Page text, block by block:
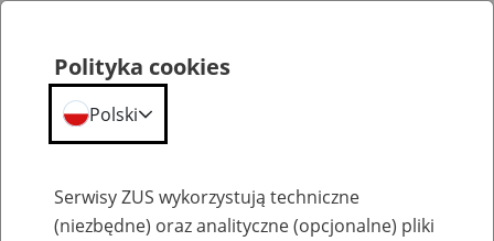
Polityka cookies
Polski
Serwisy ZUS wykorzystują techniczne
(niezbędne) oraz analityczne (opcjonalne) pliki